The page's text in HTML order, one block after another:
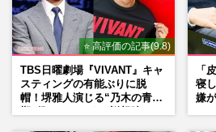
週刊女性2026年7月28日・
timelesz菊池風磨
クスタ”が4時間で
数」を生んだイケ
『週刊女性』編集部
⭐ 高評価の記事(9.8)
TBS日曜劇場『VIVANT』キャ
スティングの有能ぶりに脱
帽！堺雅人演じる“乃木の青年
「
寝
嫌